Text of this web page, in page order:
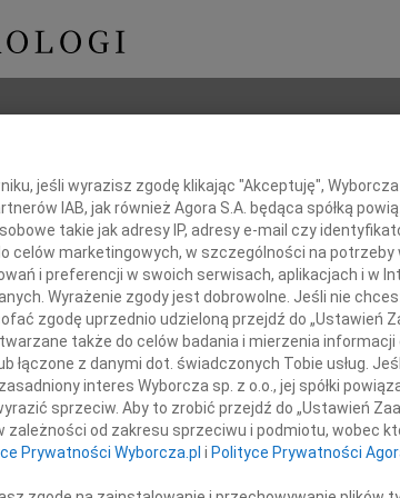
Imię i
INNE
Z
Z
Z
jeśli wyrazisz zgodę klikając "Akceptuję",
IAB, jak również Agora S.A. będąca spółką
takie jak adresy IP, adresy e-mail czy
celów marketingowych, w szczególności na potrzeby
i preferencji w swoich serwisach, aplikacjach i w
Wyrażenie zgody jest dobrowolne. Jeśli nie
zgodę uprzednio udzieloną przejdź do „Ustawień
także do celów badania i mierzenia
łączone z danymi dot. świadczonych Tobie usług.
interes Wyborcza sp. z o.o., jej spółki
sprzeciw. Aby to zrobić przejdź do „Ustawień
od zakresu sprzeciwu i podmiotu, wobec
Prywatności Wyborcza.pl i Polityce Prywatności